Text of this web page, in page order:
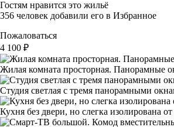
Гостям нравится это жильё
356 человек добавили его в Избранное
Пожаловаться
4 100 ₽
Жилая комната просторная. Панорамные
Студия светлая с тремя панорамными
Кухня без двери, но слегка изолирована